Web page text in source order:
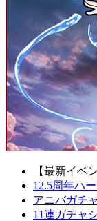
【最新イベ
12.5周年ハ
アニバガチ
11連ガチャ